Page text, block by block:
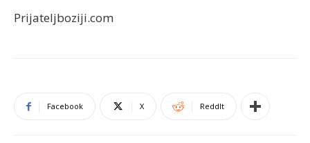
Prijateljboziji.com
Facebook X ReddIt